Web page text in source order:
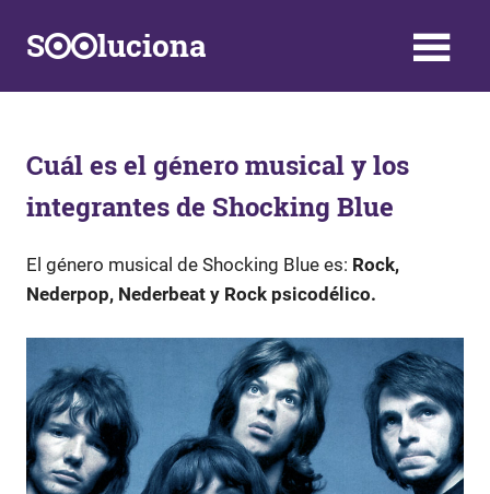
S luciona
y
Soluciones
a
problemas
la
vida
Cuál es el género musical y los
integrantes de Shocking Blue
El género musical de Shocking Blue es: Rock,
Nederpop, Nederbeat y Rock psicodélico.